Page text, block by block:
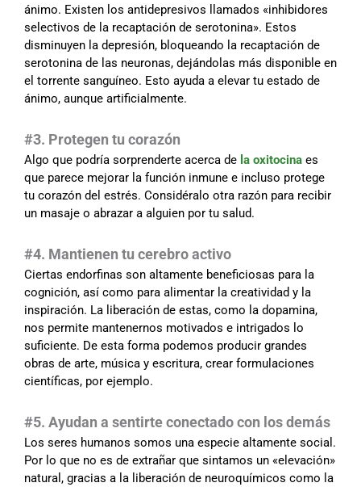
ánimo. Existen los antidepresivos llamados «inhibidores
selectivos de la recaptación de serotonina». Estos
disminuyen la depresión, bloqueando la recaptación de
serotonina de las neuronas, dejándolas más disponible en
el torrente sanguíneo. Esto ayuda a elevar tu estado de
ánimo, aunque artificialmente.
#3. Protegen tu corazón
Algo que podría sorprenderte acerca de la oxitocina es
que parece mejorar la función inmune e incluso protege
tu corazón del estrés. Considéralo otra razón para recibir
un masaje o abrazar a alguien por tu salud.
#4. Mantienen tu cerebro activo
Ciertas endorfinas son altamente beneficiosas para la
cognición, así como para alimentar la creatividad y la
inspiración. La liberación de estas, como la dopamina,
nos permite mantenernos motivados e intrigados lo
suficiente. De esta forma podemos producir grandes
obras de arte, música y escritura, crear formulaciones
científicas, por ejemplo.
#5. Ayudan a sentirte conectado con los demás
Los seres humanos somos una especie altamente social.
Por lo que no es de extrañar que sintamos un «elevación»
natural, gracias a la liberación de neuroquímicos como la